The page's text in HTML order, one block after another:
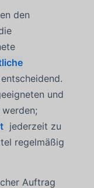
den
und
jederzeit zu
regelmäßig
Auftrag